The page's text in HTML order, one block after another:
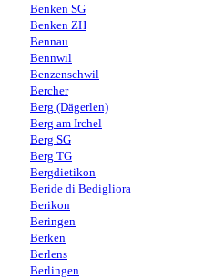
Benken SG
Benken ZH
Bennau
Bennwil
Benzenschwil
Bercher
Berg (Dägerlen)
Berg am Irchel
Berg SG
Berg TG
Bergdietikon
Beride di Bedigliora
Berikon
Beringen
Berken
Berlens
Berlingen